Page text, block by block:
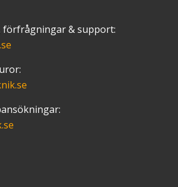
förfrågningar & support: